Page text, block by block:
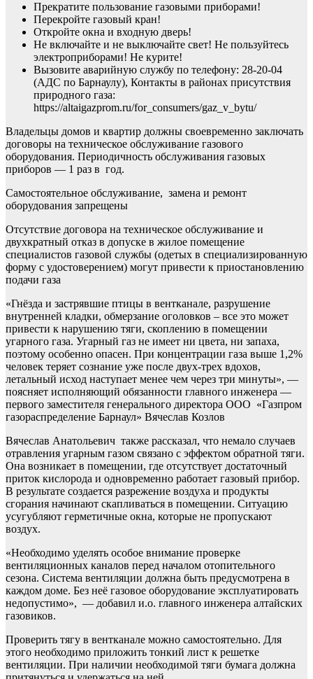
Прекратите пользование газовыми приборами!
Перекройте газовый кран!
Откройте окна и входную дверь!
Не включайте и не выключайте свет! Не пользуйтесь
электроприборами! Не курите!
Вызовите аварийную службу по телефону: 28-20-04
(АДС по Барнаулу), Контакты в районах присутствия
природного газа:
https://altaigazprom.ru/for_consumers/gaz_v_bytu/
Владельцы домов и квартир должны своевременно заключать
договоры на техническое обслуживание газового
оборудования. Периодичность обслуживания газовых
приборов — 1 раз в год.
Самостоятельное обслуживание, замена и ремонт
оборудования запрещены
Отсутствие договора на техническое обслуживание и
двухкратный отказ в допуске в жилое помещение
специалистов газовой службы (одетых в специализированную
форму с удостоверением) могут привести к приостановлению
подачи газа
«Гнёзда и застрявшие птицы в вентканале, разрушение
внутренней кладки, обмерзание оголовков – все это может
привести к нарушению тяги, скоплению в помещении
угарного газа. Угарный газ не имеет ни цвета, ни запаха,
поэтому особенно опасен. При концентрации газа выше 1,2%
человек теряет сознание уже после двух-трех вдохов,
летальный исход наступает менее чем через три минуты», —
поясняет исполняющий обязанности главного инженера —
первого заместителя генерального директора ООО «Газпром
газораспределение Барнаул» Вячеслав Козлов
Вячеслав Анатольевич также рассказал, что немало случаев
отравления угарным газом связано с эффектом обратной тяги.
Она возникает в помещении, где отсутствует достаточный
приток кислорода и одновременно работает газовый прибор.
В результате создается разрежение воздуха и продукты
сгорания начинают скапливаться в помещении. Ситуацию
усугубляют герметичные окна, которые не пропускают
воздух.
«Необходимо уделять особое внимание проверке
вентиляционных каналов перед началом отопительного
сезона. Система вентиляции должна быть предусмотрена в
каждом доме. Без неё газовое оборудование эксплуатировать
недопустимо», — добавил и.о. главного инженера алтайских
газовиков.
Проверить тягу в вентканале можно самостоятельно. Для
этого необходимо приложить тонкий лист к решетке
вентиляции. При наличии необходимой тяги бумага должна